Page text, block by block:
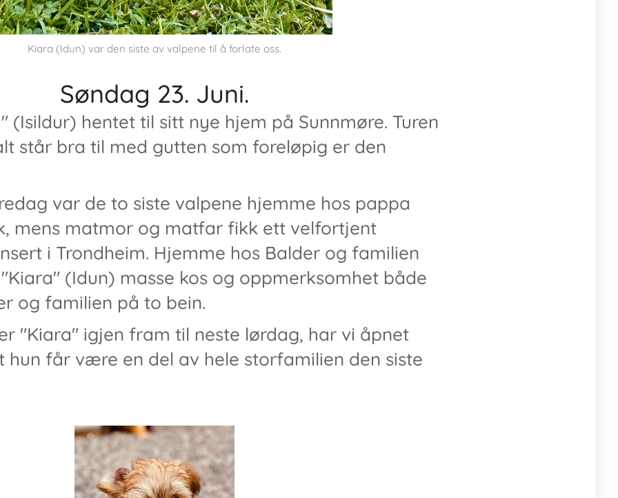
Kiara (Idun) var den siste av valpene til å forlate oss.
Søndag 23. Juni.
(Isildur) hentet til sitt nye hjem på Sunnmøre. Turen
står bra til med gutten som foreløpig er den
var de to siste valpene hjemme hos pappa
mens matmor og matfar fikk ett velfortjent
i Trondheim. Hjemme hos Balder og familien
(Idun) masse kos og oppmerksomhet både
og familien på to bein.
"Kiara" igjen fram til neste lørdag, har vi åpnet
hun får være en del av hele storfamilien den siste